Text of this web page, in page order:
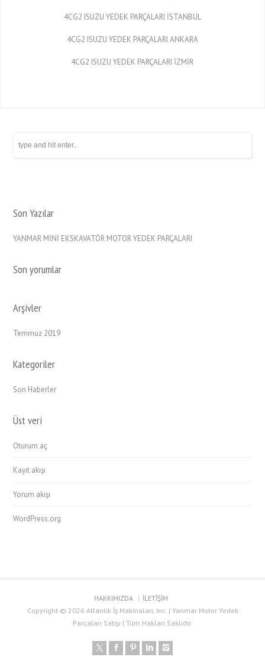
4CG2 ISUZU YEDEK PARÇALARI İSTANBUL
4CG2 ISUZU YEDEK PARÇALARI ANKARA
4CG2 ISUZU YEDEK PARÇALARI İZMİR
Son Yazılar
YANMAR MİNİ EKSKAVATÖR MOTOR YEDEK PARÇALARI
Son yorumlar
Arşivler
Temmuz 2019
Kategoriler
Son Haberler
Üst veri
Oturum aç
Kayıt akışı
Yorum akışı
WordPress.org
HAKKIMIZDA
İLETİŞİM
Copyright © 2026 Atlantik İş Makinaları, Inc. | Yanmar Motor Yedek
Parçaları Satışı | Tüm Hakları Saklıdır.